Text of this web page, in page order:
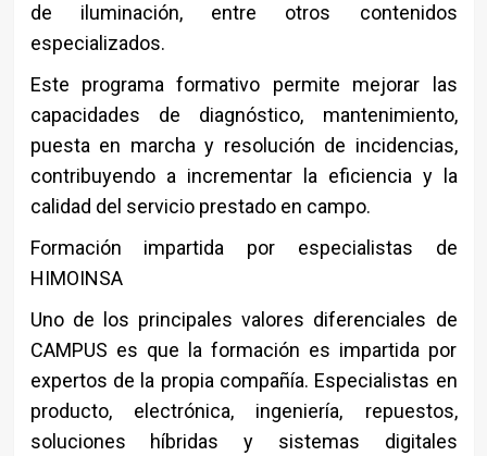
de iluminación, entre otros contenidos
especializados.
Este programa formativo permite mejorar las
capacidades de diagnóstico, mantenimiento,
puesta en marcha y resolución de incidencias,
contribuyendo a incrementar la eficiencia y la
calidad del servicio prestado en campo.
Formación impartida por especialistas de
HIMOINSA
Uno de los principales valores diferenciales de
CAMPUS es que la formación es impartida por
expertos de la propia compañía. Especialistas en
producto, electrónica, ingeniería, repuestos,
soluciones híbridas y sistemas digitales